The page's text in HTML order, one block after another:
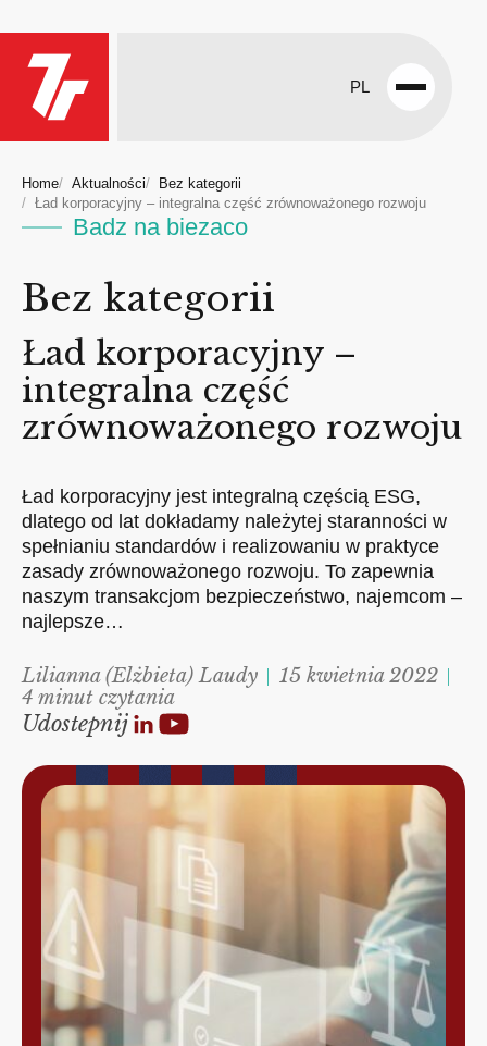
PL
Open
Home Aktualności
Bez kategorii
Ład korporacyjny – integralna część zrównoważonego rozwoju
Badz na biezaco
Bez kategorii
Ład korporacyjny –
integralna część
zrównoważonego rozwoju
Ład korporacyjny jest integralną częścią ESG,
dlatego od lat dokładamy należytej staranności w
spełnianiu standardów i realizowaniu w praktyce
zasady zrównoważonego rozwoju. To zapewnia
naszym transakcjom bezpieczeństwo, najemcom –
najlepsze…
Lilianna (Elżbieta) Laudy
15 kwietnia 2022
4 minut czytania
Udostepnij